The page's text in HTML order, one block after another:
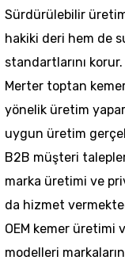
Sürdürülebilir
hakiki deri hem de
standartlarını korur.
Merter toptan
yönelik üretim
uygun üretim
B2B müşteri
marka üretimi ve
da hizmet
OEM kemer üretimi
modelleri